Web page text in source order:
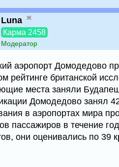
Luna ж
Карма 2458
Модератор
аэропорт Домодедово
рейтинге британской
места заняли
Домодедово занял
в аэропортах мира
пассажиров в течение
они оценивались по 39